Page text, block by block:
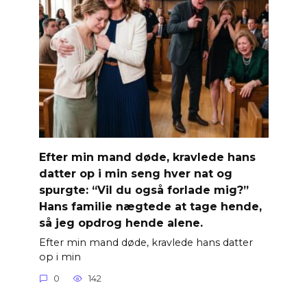
Efter min mand døde, kravlede hans
datter op i min seng hver nat og
spurgte: “Vil du også forlade mig?”
Hans familie nægtede at tage hende,
så jeg opdrog hende alene.
Efter min mand døde, kravlede hans datter
op i min
0 142